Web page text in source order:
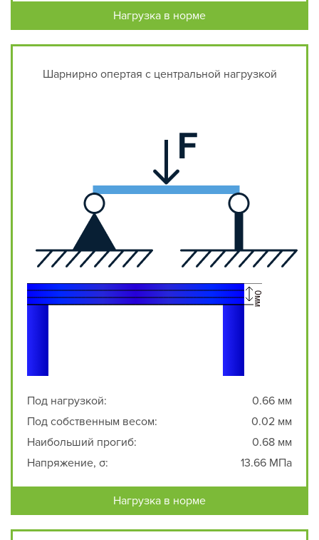
Нагрузка в норме
Шарнирно опертая с центральной нагрузкой
Под нагрузкой:
0.66 мм
Под собственным весом:
0.02 мм
Наибольший прогиб:
0.68 мм
Напряжение, σ:
13.66 МПа
Нагрузка в норме